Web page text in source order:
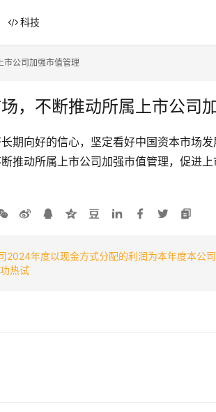
科技
市公司加强市值管理
，不断推动所属上市公司
期向好的信心，坚定看好中国资本市场
推动所属上市公司加强市值管理，促进
2024年度以现金方式分配的利润为本年度本公
热试